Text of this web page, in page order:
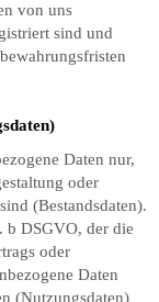
von uns
sind und
Daten nur,
oder
(Bestandsdaten).
b DSGVO, der die
oder
Daten
(Nutzungsdaten)